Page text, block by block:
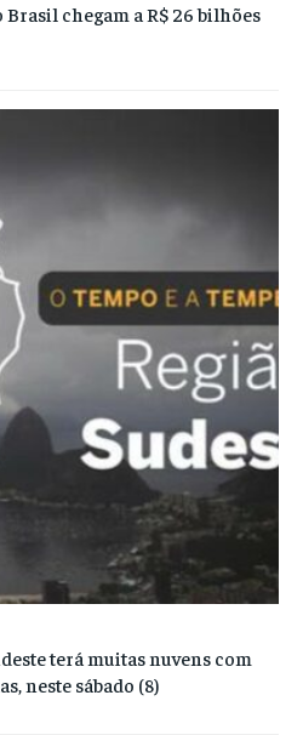
chegam a R$ 26 bilhões
terá muitas nuvens com
neste sábado (8)